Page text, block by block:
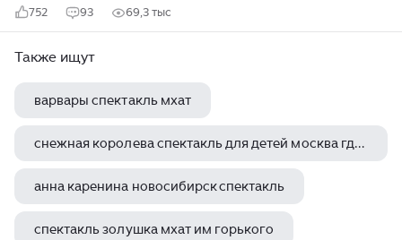
752 93 69,3 тыс
Также ищут
варвары спектакль мхат
снежная королева спектакль для детей москва где идет
анна каренина новосибирск спектакль
спектакль золушка мхат им горького